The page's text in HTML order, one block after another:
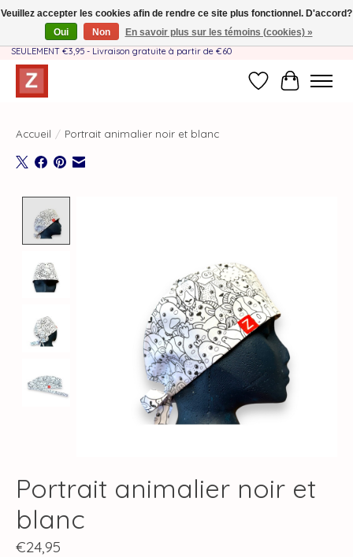
Fait à la main par une équipe mère-fille❤️ - Frais de livraison BE & NL
SEULEMENT €3,95 - Livraison gratuite à partir de €60
Liste dePanier
Accueil / Portrait animalier noir et blanc
Portrait animalier noir et
blanc
€24,95
Veuillez accepter les cookies afin de rendre ce site plus fonctionnel. D'accord?
Oui
Non En savoir plus sur les témoins (cookies) »